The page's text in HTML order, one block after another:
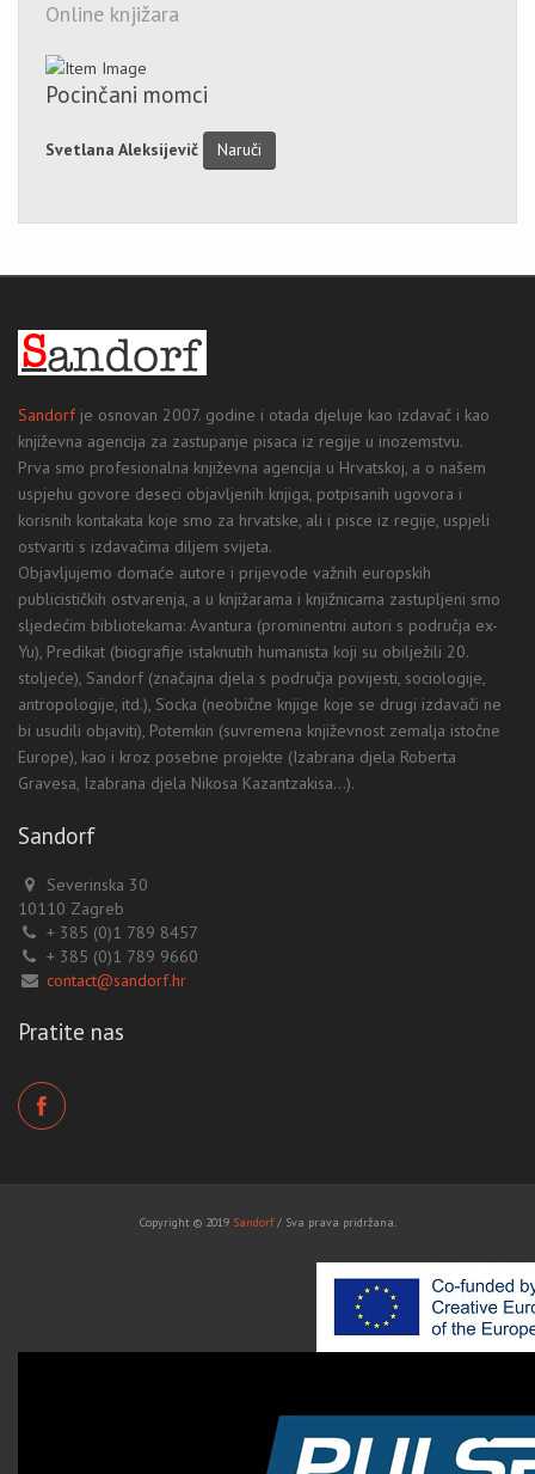
Online knjižara
Pocinčani momci
Svetlana Aleksijevič Naruči
Sandorfje osnovan 2007. godine i otada djeluje kao izdavač i kao
književna agencija za zastupanje pisaca iz regije u inozemstvu.
Prva smo profesionalna književna agencija u Hrvatskoj, a o našem
uspjehu govore deseci objavljenih knjiga, potpisanih ugovora i
korisnih kontakata koje smo za hrvatske, ali i pisce iz regije, uspjeli
ostvariti s izdavačima diljem svijeta.
Objavljujemo domaće autore i prijevode važnih europskih
publicističkih ostvarenja, a u knjižarama i knjižnicama zastupljeni smo
sljedećim bibliotekama: Avantura (prominentni autori s područja ex-
Yu), Predikat (biografije istaknutih humanista koji su obilježili 20.
stoljeće), Sandorf (značajna djela s područja povijesti, sociologije,
antropologije, itd.), Socka (neobične knjige koje se drugi izdavači ne
bi usudili objaviti), Potemkin (suvremena književnost zemalja istočne
Europe), kao i kroz posebne projekte (Izabrana djela Roberta
Gravesa, Izabrana djela Nikosa Kazantzakisa...).
Sandorf
Severinska 30
10110 Zagreb
+ 385 (0)1 789 8457
+ 385 (0)1 789 9660
contact@sandorf.hr
Pratite nas
Copyright © 2019 Sandorf/ Sva prava pridržana.